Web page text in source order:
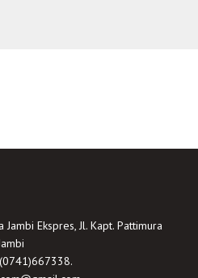
Jambi Ekspres, Jl. Kapt. Pattimura